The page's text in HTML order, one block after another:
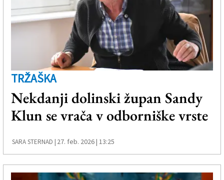
TRŽAŠKA
Nekdanji dolinski župan Sandy
Klun se vrača v odborniške vrste
SARA STERNAD | 27. feb. 2026 | 13:25